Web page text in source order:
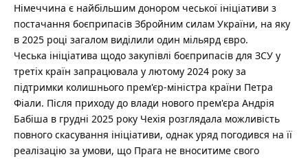
Німеччина є найбільшим донором чеської ініціативи з
постачання боєприпасів Збройним силам України, на яку
в 2025 році загалом виділили один мільярд євро.
Чеська ініціатива щодо закупівлі боєприпасів для ЗСУ у
третіх країн запрацювала у лютому 2024 року за
підтримки колишнього прем'єр-міністра країни Петра
Фіали. Після приходу до влади нового прем'єра Андрія
Бабіша в грудні 2025 року Чехія розглядала можливість
повного скасування ініціативи, однак уряд погодився на її
реалізацію за умови, що Прага не вноситиме свого